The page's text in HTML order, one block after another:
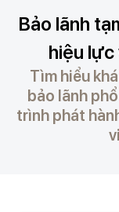
Bảo lãnh
hiệu lực
Tìm hiểu
bảo lãnh
trình phát